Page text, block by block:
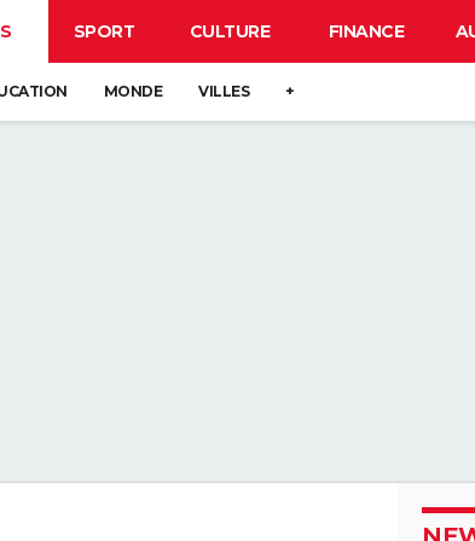
SPORT CULTURE FINANCE
MONDE VILLES +